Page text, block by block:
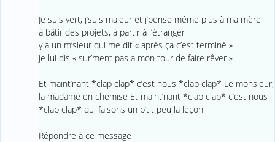
Je suis vert, j’suis majeur et j’pense même plus à ma mère
à bâtir des projets, à partir à l’étranger
y a un m’sieur qui me dit « après ça c’est terminé »
je lui dis « sur’ment pas a mon tour de faire rêver »
Et maint’nant *clap clap* c’est nous *clap clap* Le monsieur,
la madame en chemise Et maint’nant *clap clap* c’est nous
*clap clap* qui faisons un p’tit peu la leçon
Répondre à ce message